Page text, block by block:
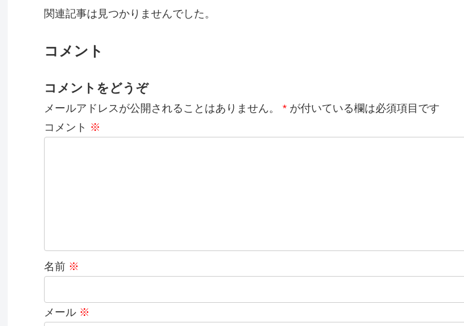
関連記事は見つかりませんでした。
コメント
コメントをどうぞ
メールアドレスが公開されることはありません。 * が付いている欄は必須項目です
コメント ※
名前 ※
メール ※